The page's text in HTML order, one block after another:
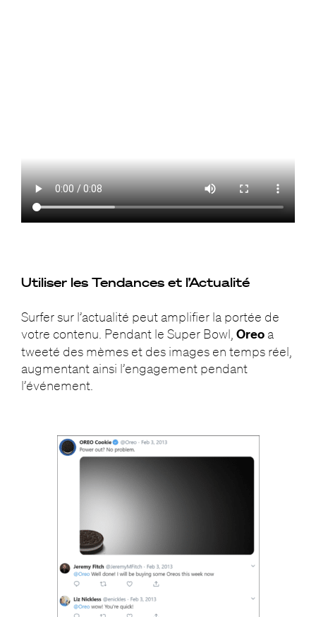
Utiliser les Tendances et l’Actualité
Surfer sur l’actualité peut amplifier la portée de
votre contenu. Pendant le Super Bowl, Oreoa
tweeté des mèmes et des images en temps réel,
augmentant ainsi l’engagement pendant
l’événement.